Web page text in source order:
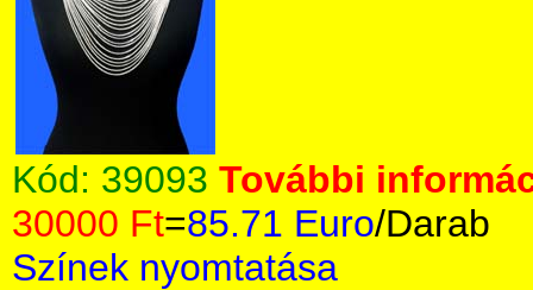
Kód: 39093 További
30000 Ft=85.71 Euro/Darab
Színek nyomtatása